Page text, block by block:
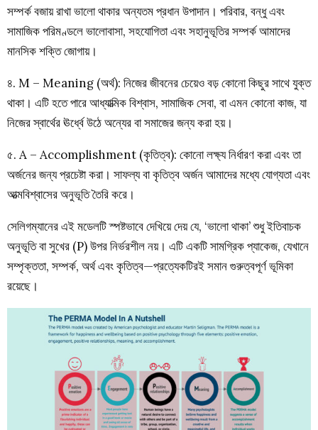
সম্পর্ক বজায় রাখা ভালো থাকার অন্যতম প্রধান উপাদান। পরিবার, বন্ধু এবং
সামাজিক পরিমণ্ডলে ভালোবাসা, সহযোগিতা এবং সহানুভূতির সম্পর্ক আমাদের
মানসিক শক্তি জোগায়।
৪. M – Meaning (অর্থ): নিজের জীবনের চেয়েও বড় কোনো কিছুর সাথে যুক্ত
থাকা। এটি হতে পারে আধ্যাত্মিক বিশ্বাস, সামাজিক সেবা, বা এমন কোনো কাজ, যা
নিজের স্বার্থের ঊর্ধ্বে উঠে অন্যের বা সমাজের জন্য করা হয়।
৫. A – Accomplishment (কৃতিত্ব): কোনো লক্ষ্য নির্ধারণ করা এবং তা
অর্জনের জন্য প্রচেষ্টা করা। সাফল্য বা কৃতিত্ব অর্জন আমাদের মধ্যে যোগ্যতা এবং
আত্মবিশ্বাসের অনুভূতি তৈরি করে।
সেলিগম্যানের এই মডেলটি স্পষ্টভাবে দেখিয়ে দেয় যে, ‘ভালো থাকা’ শুধু ইতিবাচক
অনুভূতি বা সুখের (P) উপর নির্ভরশীল নয়। এটি একটি সামগ্রিক প্যাকেজ, যেখানে
সম্পৃক্ততা, সম্পর্ক, অর্থ এবং কৃতিত্ব—প্রত্যেকটিরই সমান গুরুত্বপূর্ণ ভূমিকা
রয়েছে।